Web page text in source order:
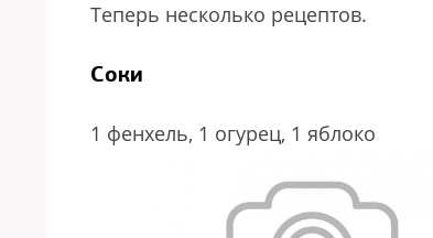
Теперь несколько рецептов.
Соки
1 фенхель, 1 огурец, 1 яблоко